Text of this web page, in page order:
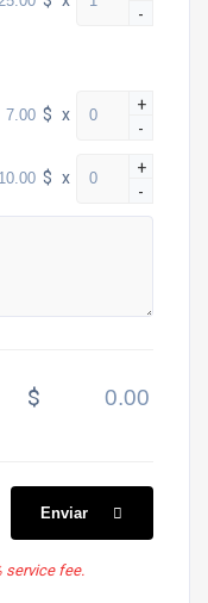
-
$ x
+
-
$ x
+
-
$
Enviar
service fee.